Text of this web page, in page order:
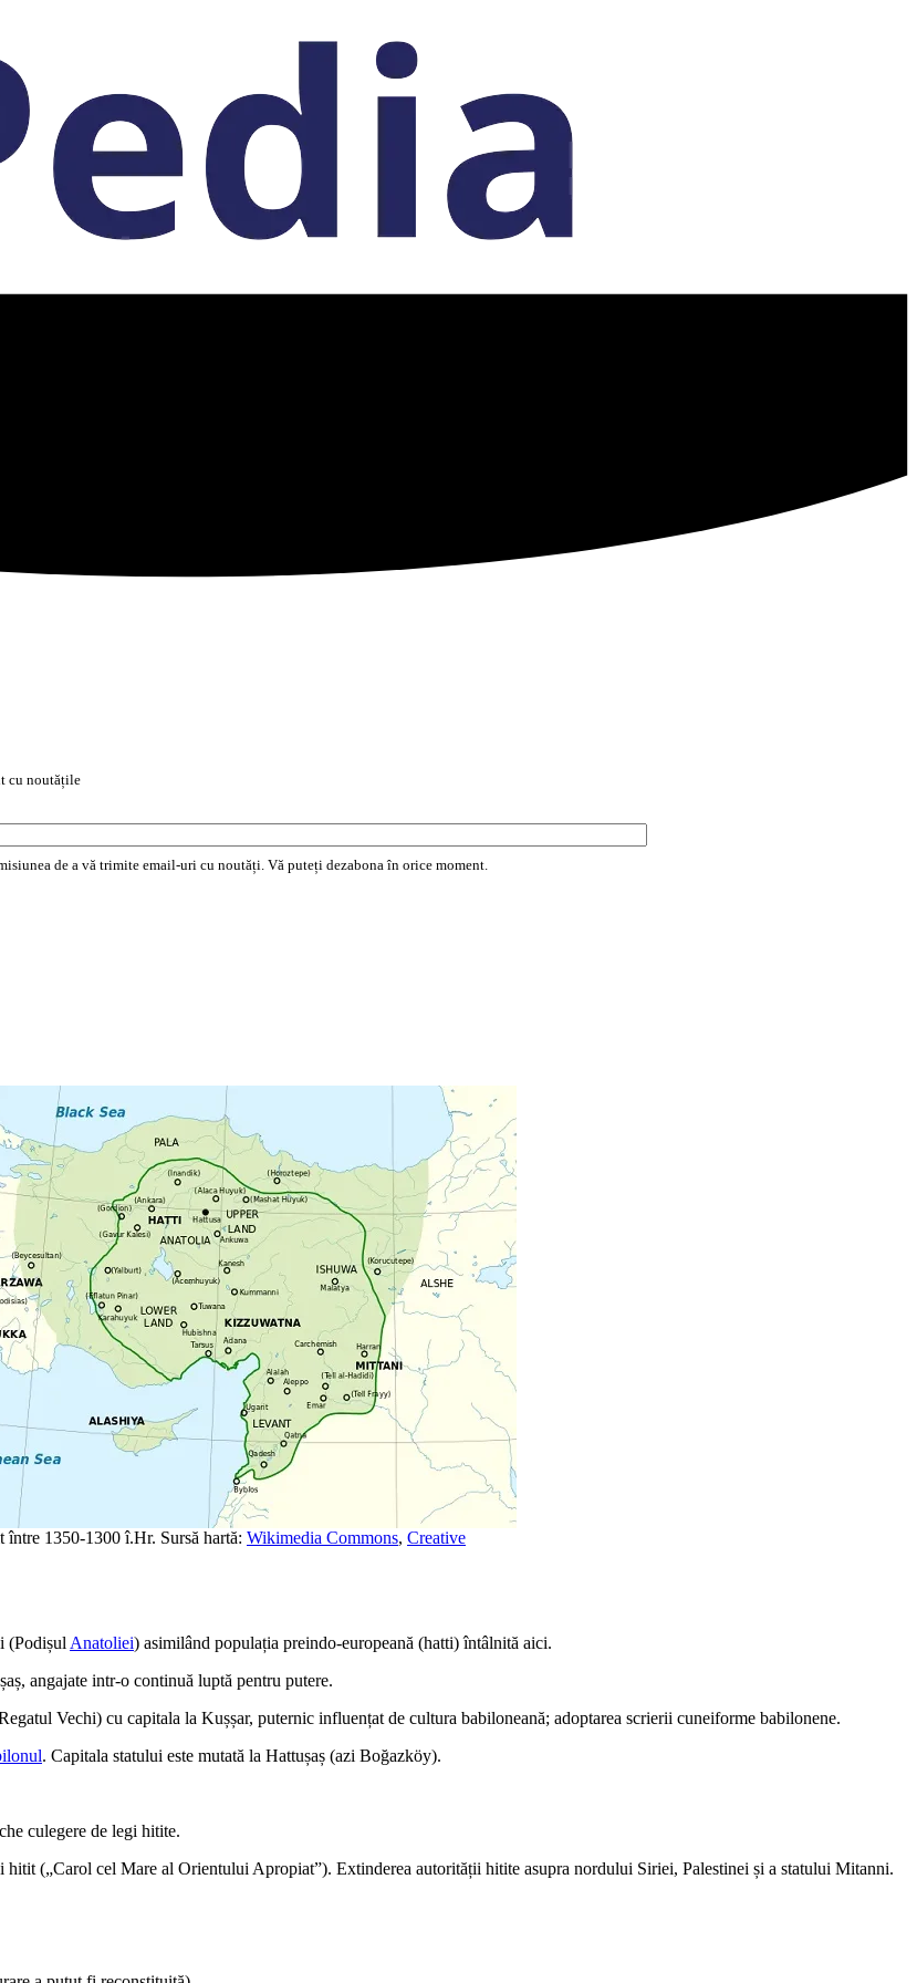
cu noutățile
de a vă trimite email-uri cu noutăți. Vă puteți dezabona în orice moment.
1350-1300 î.Hr. Sursă hartă: Wikimedia Commons, Creative
(Podișul Anatoliei) asimilând populația preindo-europeană (hatti) întâlnită aici.
angajate intr-o continuă luptă pentru putere.
Vechi) cu capitala la Kușșar, puternic influențat de cultura babiloneană; adoptarea scrierii cuneiforme babilonene.
. Capitala statului este mutată la Hattușaș (azi Boğazköy).
culegere de legi hitite.
hitit („Carol cel Mare al Orientului Apropiat”). Extinderea autorității hitite asupra nordului Siriei, Palestinei și a statului Mitanni.